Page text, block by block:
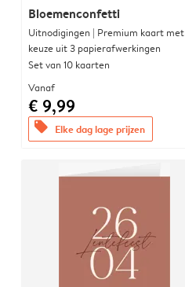
Bloemenconfetti
Uitnodigingen | Premium kaart met
keuze uit 3 papierafwerkingen
Set van 10 kaarten
Vanaf
€ 9,99
offers Elke dag lage prijzen